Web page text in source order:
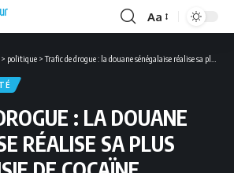
Font
Aa
> politique >Trafic de drogue : la douane sénégalaise réalise sa plus grosse saisie de cocaïne
: LA DOUANE
RÉALISE SA PLUS